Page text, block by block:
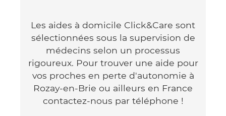
Les aides à domicile Click&Care sont
sélectionnées sous la supervision de
médecins selon un processus
rigoureux. Pour trouver une aide pour
vos proches en perte d'autonomie à
Rozay-en-Brie ou ailleurs en France
contactez-nous par téléphone !